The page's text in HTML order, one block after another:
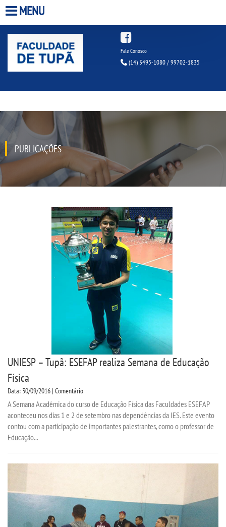
QUEM SOMOS
INFRAESTRUTURA
BIBLIOTECA
VESTIBULAR
INSCREVA-SE
MATRÍCULA
MENU
Fale Conosco
(14) 3495-1080 / 99702-1835
PUBLICAÇÕES
UNIESP – Tupã: ESEFAP realiza Semana de Educação
Física
Data: 30/09/2016 | Comentário
A Semana Acadêmica do curso de Educação Física das Faculdades ESEFAP
aconteceu nos dias 1 e 2 de setembro nas dependências da IES. Este evento
contou com a participação de importantes palestrantes, como o professor de
Educação...